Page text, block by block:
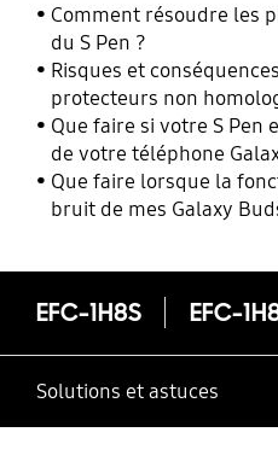
Comment résoudre les
du S Pen ?
Risques et
protecteurs non
mobiles Samsung
Que faire si votre S Pen
de votre téléphone
Que faire lorsque la
bruit de mes Galaxy
EFC-1H8S EFC-
Solutions et astuces